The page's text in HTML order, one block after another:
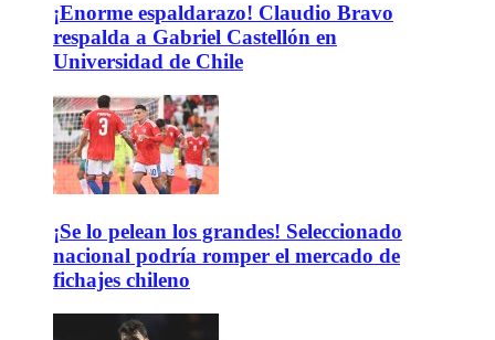
¡Enorme espaldarazo! Claudio Bravo
respalda a Gabriel Castellón en
Universidad de Chile
¡Se lo pelean los grandes! Seleccionado
nacional podría romper el mercado de
fichajes chileno